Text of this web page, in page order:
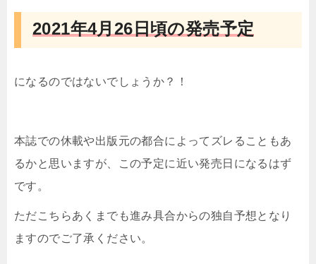
2021年4月26日頃の発売予定
になるのではないでしょうか？！
本誌での休載や出版元の都合によってズレることもあ
るかと思いますが、この予定に近い発売日になるはず
です。
ただこちらあくまでも進み具合からの独自予想となり
ますのでご了承ください。